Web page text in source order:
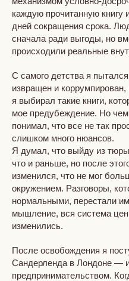
каждую прочитанную книгу
дней сокращения срока.
сначала ради выгоды, но
происходили реальные
С самого детства я
извращен и
я выбирал такие книги,
мое предубеждение. Но
понимал, что все не так
слишком много нюансов.
Я думал, что выйду из
что и раньше, но после
изменился, что не мог
окружением. Разговоры,
нормальными, перестали
мышление, вся система
изменились.
После освобождения я
Сандерленда в Лондоне —
предпринимательством.